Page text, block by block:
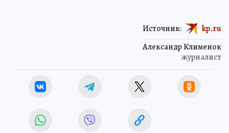
Александр Клименок
журналист
Источник: kp.ru